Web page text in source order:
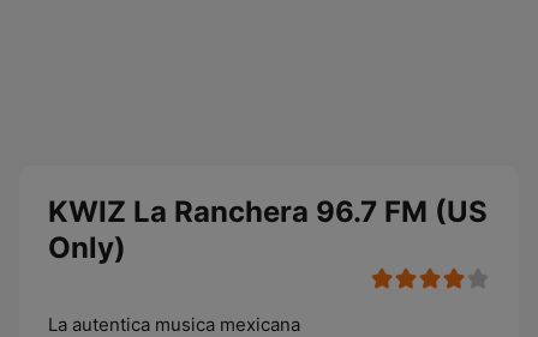
KWIZ La Ranchera 96.7 FM (US
Only)
La autentica musica mexicana